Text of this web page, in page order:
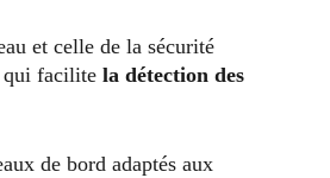
et celle de la sécurité
qui facilite la détection des
de bord adaptés aux